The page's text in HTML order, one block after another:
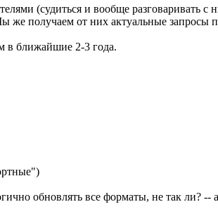
(судиться и вообще
же получаем от них актуальные запросы
в ближайшие 2-3 года.
обновлять все форматы, не так ли? --